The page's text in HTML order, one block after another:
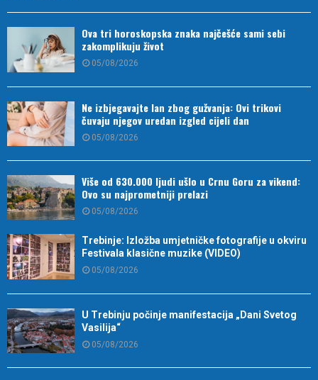
Ova tri horoskopska znaka najčešće sami sebi
zakomplikuju život
05/08/2026
Ne izbjegavajte lan zbog gužvanja: Ovi trikovi
čuvaju njegov uredan izgled cijeli dan
05/08/2026
Više od 630.000 ljudi ušlo u Crnu Goru za vikend:
Ovo su najprometniji prelazi
05/08/2026
Trebinje: Izložba umjetničke fotografije u okviru
Festivala klasične muzike (VIDEO)
05/08/2026
U Trebinju počinje manifestacija „Dani Svetog
Vasilija“
05/08/2026